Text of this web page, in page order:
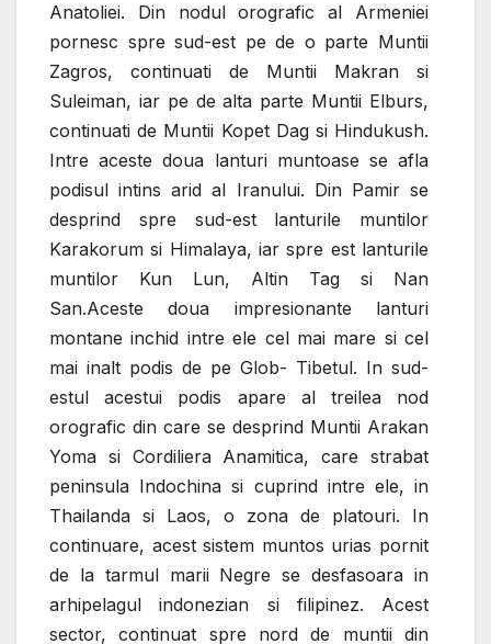
Anatoliei. Din nodul orografic al Armeniei
pornesc spre sud-est pe de o parte Muntii
Zagros, continuati de Muntii Makran si
Suleiman, iar pe de alta parte Muntii Elburs,
continuati de Muntii Kopet Dag si Hindukush.
Intre aceste doua lanturi muntoase se afla
podisul intins arid al Iranului. Din Pamir se
desprind spre sud-est lanturile muntilor
Karakorum si Himalaya, iar spre est lanturile
muntilor Kun Lun, Altin Tag si Nan
San.Aceste doua impresionante lanturi
montane inchid intre ele cel mai mare si cel
mai inalt podis de pe Glob- Tibetul. In sud-
estul acestui podis apare al treilea nod
orografic din care se desprind Muntii Arakan
Yoma si Cordiliera Anamitica, care strabat
peninsula Indochina si cuprind intre ele, in
Thailanda si Laos, o zona de platouri. In
continuare, acest sistem muntos urias pornit
de la tarmul marii Negre se desfasoara in
arhipelagul indonezian si filipinez. Acest
sector, continuat spre nord de muntii din